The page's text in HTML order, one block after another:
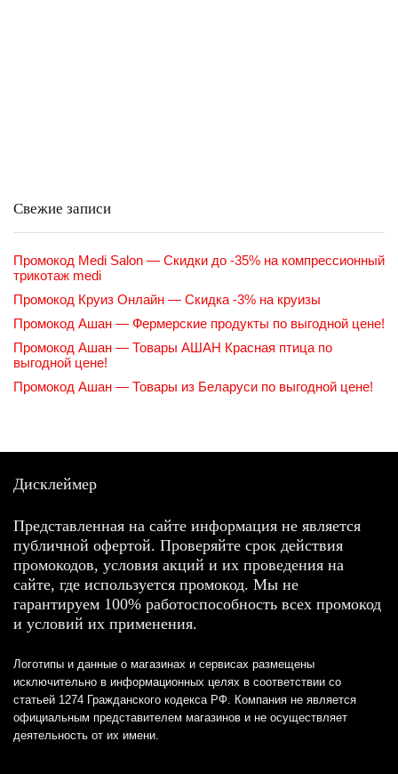
Свежие записи
Промокод Medi Salon — Скидки до -35% на компрессионный
трикотаж medi
Промокод Круиз Онлайн — Скидка -3% на круизы
Промокод Ашан — Фермерские продукты по выгодной цене!
Промокод Ашан — Товары АШАН Красная птица по
выгодной цене!
Промокод Ашан — Товары из Беларуси по выгодной цене!
Дисклеймер
Представленная на сайте информация не является
публичной офертой. Проверяйте срок действия
промокодов, условия акций и их проведения на
сайте, где используется промокод. Мы не
гарантируем 100% работоспособность всех промокод
и условий их применения.
Логотипы и данные о магазинах и сервисах размещены
исключительно в информационных целях в соответствии со
статьей 1274 Гражданского кодекса РФ. Компания не является
официальным представителем магазинов и не осуществляет
деятельность от их имени.